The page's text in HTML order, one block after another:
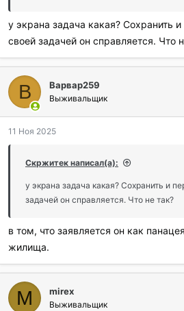
у экрана задача какая? Сохранить
своей задачей он справляется. Что
В Варвар259
Выживальщик
11 Ноя 2025
Скржитек написал(а):
у экрана задача какая? Сохранить и
задачей он справляется. Что не так?
в том, что заявляется он как
жилища.
M mirex
Выживальщик